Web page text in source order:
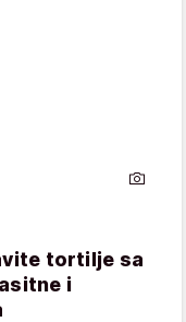
tortilje sa
i